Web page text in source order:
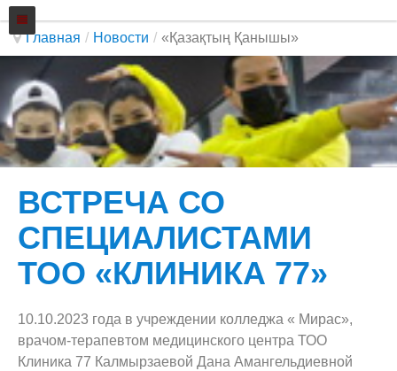
Новости
О нас
История
Лицензии и аккредитации
Инфраструктура
Истории успеха выпускников
Документация
Бонусные программы
Структура
Наши руководители
Методический кабинет
Отдел практики и трудоустройства
Отдел учебно-воспитательной работы
Страница врача
Отделения
Студенту
Студенческая жизнь
Развлечения
Туризм
Вручение дипломов
Наши клубы
Путеводитель студента
Модульные образовательные программы
WorldSkills
Студенты-участники
Обратная связь
Блог Директора
Жалоба On-line
Противодействие коррупции
Закон о противодействии коррупции
Гос. услуги
Главная / Новости / «Қазақтың Қанышы»
ВСТРЕЧА СО
СПЕЦИАЛИСТАМИ
ТОО «КЛИНИКА 77»
10.10.2023 года в учреждении колледжа « Мирас»,
врачом-терапевтом медицинского центра ТОО
Клиника 77 Калмырзаевой Дана Амангельдиевной